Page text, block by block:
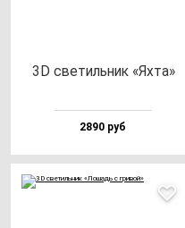
3D све­тиль­ник «Яхта»
2890 руб